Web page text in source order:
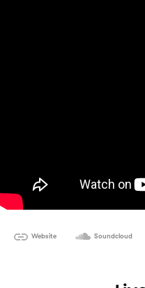
Website Soundcloud